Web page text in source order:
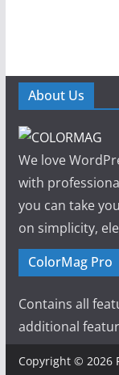
About Us
We love
with
you can take
on simplicity,
ColorMag Pro
Contains all
additional
Copyright © 2026